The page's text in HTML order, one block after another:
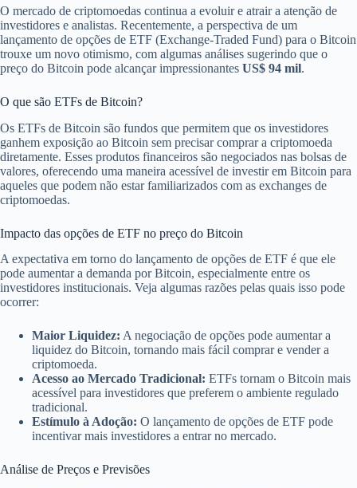
O mercado de criptomoedas continua a evoluir e atrair a atenção de
investidores e analistas. Recentemente, a perspectiva de um
lançamento de opções de ETF (Exchange-Traded Fund) para o Bitcoin
trouxe um novo otimismo, com algumas análises sugerindo que o
preço do Bitcoin pode alcançar impressionantes US$ 94 mil.
O que são ETFs de Bitcoin?
Os ETFs de Bitcoin são fundos que permitem que os investidores
ganhem exposição ao Bitcoin sem precisar comprar a criptomoeda
diretamente. Esses produtos financeiros são negociados nas bolsas de
valores, oferecendo uma maneira acessível de investir em Bitcoin para
aqueles que podem não estar familiarizados com as exchanges de
criptomoedas.
Impacto das opções de ETF no preço do Bitcoin
A expectativa em torno do lançamento de opções de ETF é que ele
pode aumentar a demanda por Bitcoin, especialmente entre os
investidores institucionais. Veja algumas razões pelas quais isso pode
ocorrer:
Maior Liquidez: A negociação de opções pode aumentar a
liquidez do Bitcoin, tornando mais fácil comprar e vender a
criptomoeda.
Acesso ao Mercado Tradicional: ETFs tornam o Bitcoin mais
acessível para investidores que preferem o ambiente regulado
tradicional.
Estímulo à Adoção: O lançamento de opções de ETF pode
incentivar mais investidores a entrar no mercado.
Análise de Preços e Previsões